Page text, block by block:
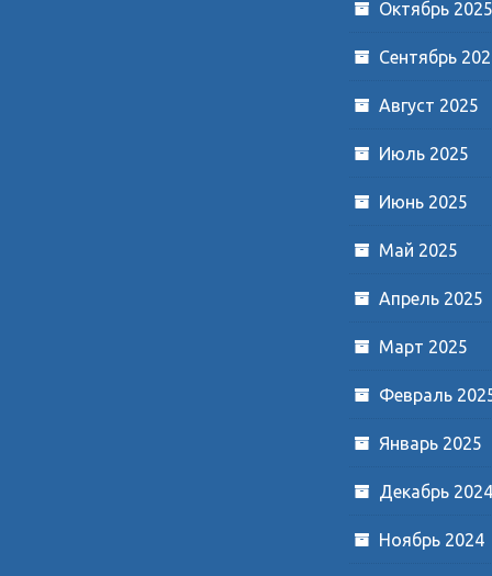
Октябрь 2025
Сентябрь
Август 2025
Июль 2025
Июнь 2025
Май 2025
Апрель 2025
Март 2025
Февраль
Январь 2025
Декабрь 2024
Ноябрь 2024